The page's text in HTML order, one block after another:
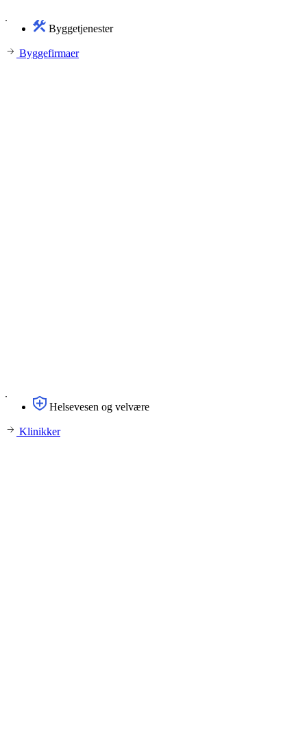
Byggetjenester
Byggefirmaer
Helsevesen og velvære
Klinikker